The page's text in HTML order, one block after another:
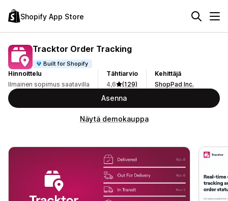
Shopify App Store
Tracktor Order Tracking
Built for Shopify
Hinnoittelu
Ilmainen sopimus saatavilla
Tähtiarvio
4,6
(129)
Kehittäjä
ShopPad Inc.
Asenna
Näytä demokauppa